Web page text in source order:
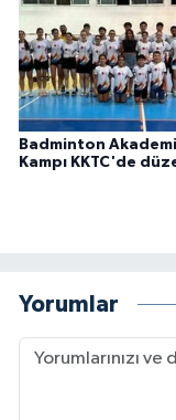
Badminton
Kampı KKTC'de
Yorumlar